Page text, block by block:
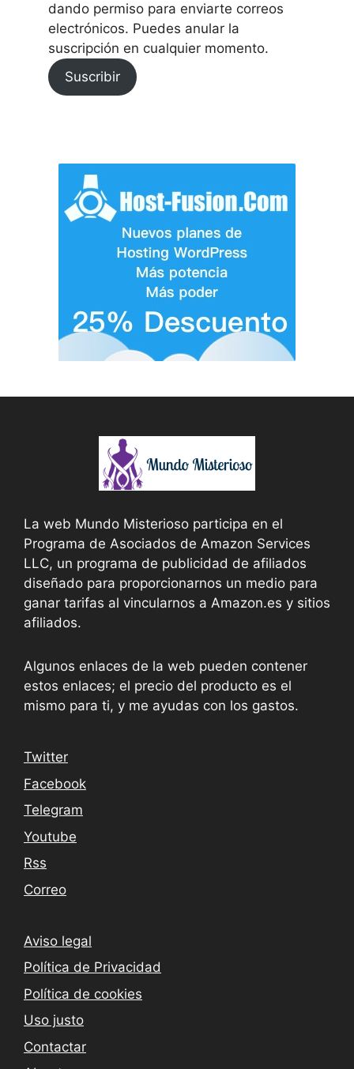
dando permiso para enviarte correos
electrónicos. Puedes anular la
suscripción en cualquier momento.
Suscribir
La web Mundo Misterioso participa en el
Programa de Asociados de Amazon Services
LLC, un programa de publicidad de afiliados
diseñado para proporcionarnos un medio para
ganar tarifas al vincularnos a Amazon.es y sitios
afiliados.
Algunos enlaces de la web pueden contener
estos enlaces; el precio del producto es el
mismo para ti, y me ayudas con los gastos.
Twitter
Facebook
Telegram
Youtube
Rss
Correo
Aviso legal
Política de Privacidad
Política de cookies
Uso justo
Contactar